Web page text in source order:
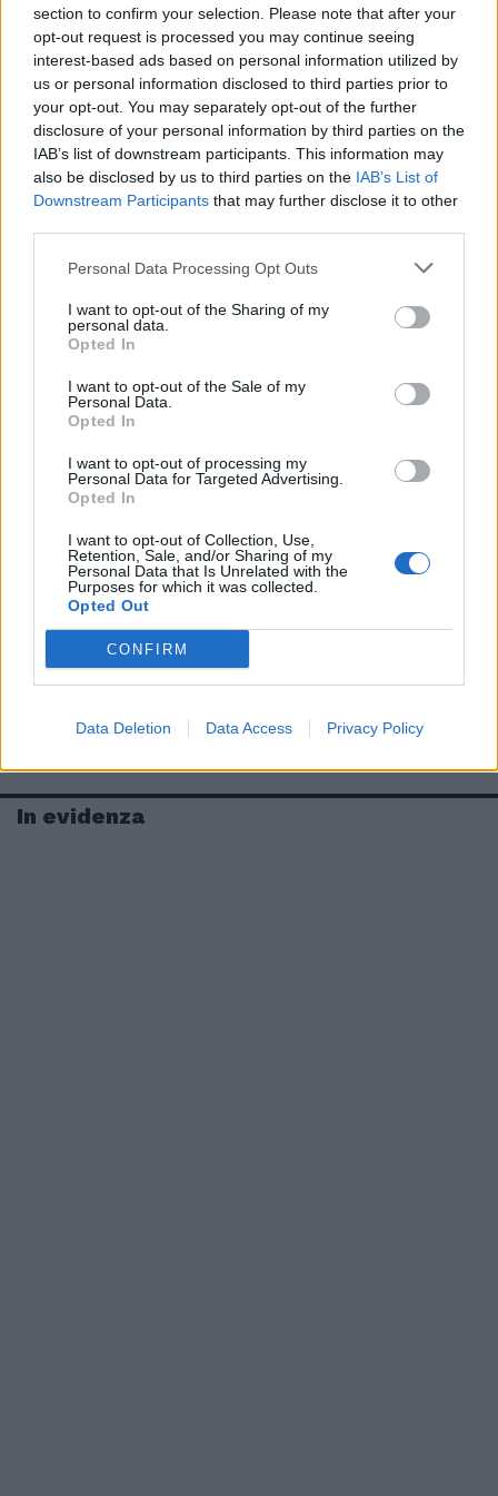
section to confirm your selection. Please note that after your
opt-out request is processed you may continue seeing
interest-based ads based on personal information utilized by
us or personal information disclosed to third parties prior to
your opt-out. You may separately opt-out of the further
disclosure of your personal information by third parties on the
IAB’s list of downstream participants. This information may
also be disclosed by us to third parties on the IAB’s List of
Downstream Participants that may further disclose it to other
Personal Data Processing Opt Outs
I want to opt-out of the Sharing of my
personal data.
Opted In
I want to opt-out of the Sale of my
Personal Data.
Opted In
I want to opt-out of processing my
Personal Data for Targeted Advertising.
Opted In
I want to opt-out of Collection, Use,
Retention, Sale, and/or Sharing of my
Personal Data that Is Unrelated with the
Purposes for which it was collected.
Opted Out
CONFIRM
Data Deletion Data Access Privacy Policy
neppure, e la nostra Costituzione lo esclude,
un Paese nel quale i pm debbano stare sopra
il governo, sopra lo Stato e sopra i suoi
interessi, che sono gli interessi di tutti. Non
accade di norma in nessuna parte
dell'Occidente. E quando accade – vedi
proprio la vicenda di Wikileaks – governi e
stati cercano di correre ai ripari.
In evidenza